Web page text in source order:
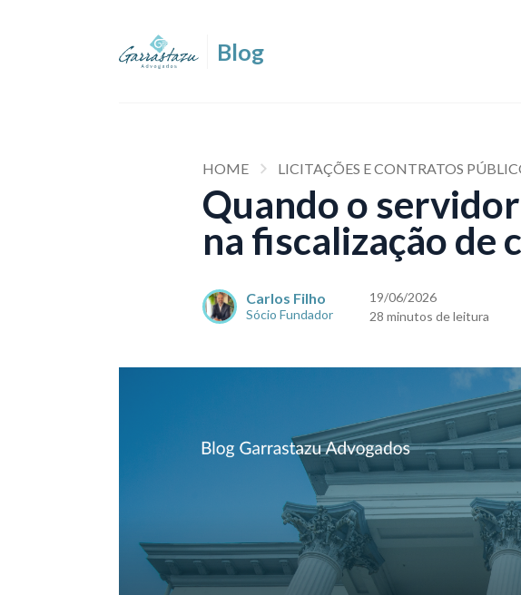
HOME LICITAÇÕES E CONTRATOS
Quando o
na fiscalização de
Carlos Filho
Sócio Fundador
19/06/2026
28 minutos de leitura